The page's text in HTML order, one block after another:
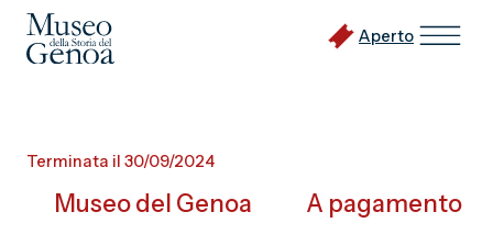
principale
Aperto
Terminata il 30/09/2024
Museo del Genoa A pagamento